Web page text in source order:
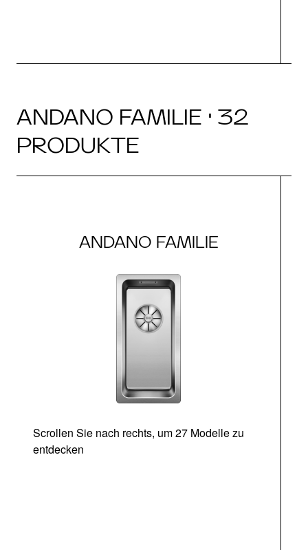
ANDANO FAMILIE · 32
PRODUKTE
ANDANO FAMILIE
Scrollen Sie nach rechts, um 27 Modelle zu
entdecken